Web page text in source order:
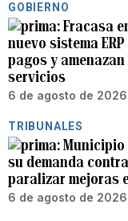
GOBIERNO
Fracasa
nuevo sistema
pagos y
servicios
6 de agosto de 2026
TRIBUNALES
Municipio
su demanda
paralizar mejoras
6 de agosto de 2026